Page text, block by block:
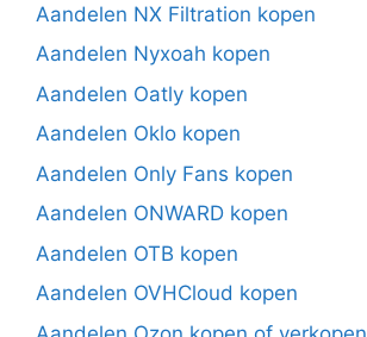
Aandelen NX Filtration kopen
Aandelen Nyxoah kopen
Aandelen Oatly kopen
Aandelen Oklo kopen
Aandelen Only Fans kopen
Aandelen ONWARD kopen
Aandelen OTB kopen
Aandelen OVHCloud kopen